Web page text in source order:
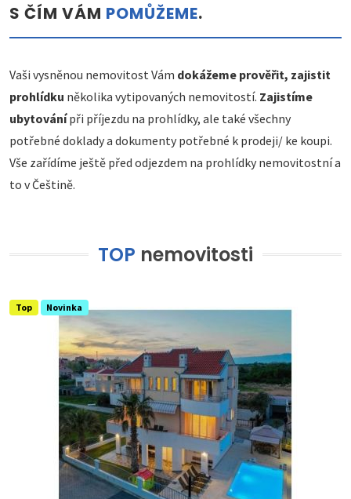
S ČÍM VÁM POMŮŽEME.
Vaši vysněnou nemovitost Vám dokážeme prověřit, zajistit
prohlídku několika vytipovaných nemovitostí. Zajistíme
ubytovánípři příjezdu na prohlídky, ale také všechny
potřebné doklady a dokumenty potřebné k prodeji/ ke koupi.
Vše zařídíme ještě před odjezdem na prohlídky nemovitostní a
to v Češtině.
TOP nemovitosti
Top Novinka